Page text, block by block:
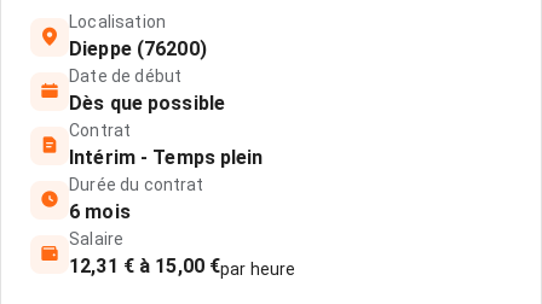
Localisation
Dieppe (76200)
Date de début
Dès que possible
Contrat
Intérim - Temps plein
Durée du contrat
6 mois
Salaire
12,31 € à 15,00 €par heure